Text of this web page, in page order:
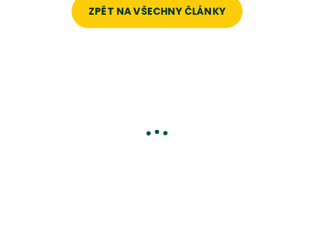
ZPĚT NA VŠECHNY ČLÁNKY